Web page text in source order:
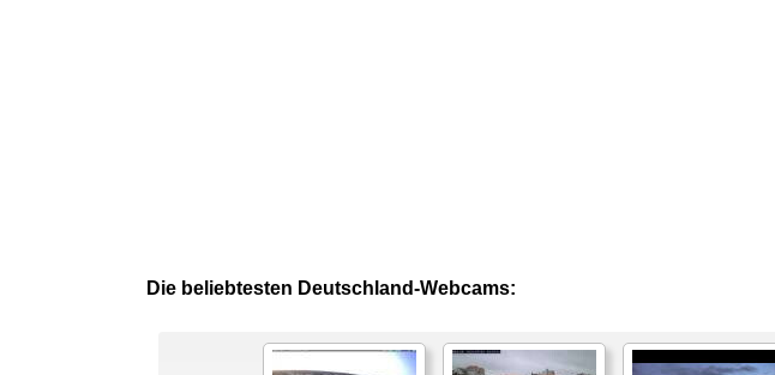
Die beliebtesten Deutschland-Webcams: